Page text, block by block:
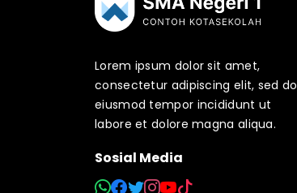
Lorem ipsum dolor sit amet,
consectetur adipiscing elit, sed do
eiusmod tempor incididunt ut
labore et dolore magna aliqua.
Sosial Media